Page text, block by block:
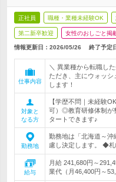
正社員 職種・業種未経験OK
第二新卒歓迎 女性のおしごと掲
情報更新日：2026/05/26 終了予定
仕事内容
＼ 異業種から転職し
ただき、主にウォッ
します！
対象と
なる方
【学歴不問｜未経験
可）◎教育研修体制が
タートできます♪
勤務地
勤務地は「北海道～
慮し決定します。 ◆
給与
月給 241,680円～
業代（月46,400円～